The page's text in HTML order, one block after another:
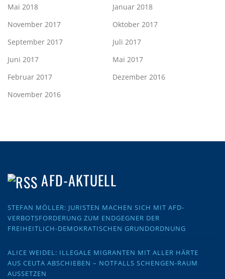
Mai 2018
Januar 2018
November 2017
Oktober 2017
September 2017
Juli 2017
Juni 2017
Mai 2017
Februar 2017
Dezember 2016
November 2016
AFD-AKTUELL
STEFAN MÖLLER: JURISTEN MACHEN SICH MIT AFD-
VERBOTSFORDERUNG ZUM ENDGEGNER DER
FREIHEITLICH-DEMOKRATISCHEN GRUNDORDNUNG
ALICE WEIDEL: ILLEGALE MIGRANTEN MIT ALLER HÄRTE
AUS CEUTA ABSCHIEBEN – NOTFALLS SCHENGEN-RAUM
AUSSETZEN